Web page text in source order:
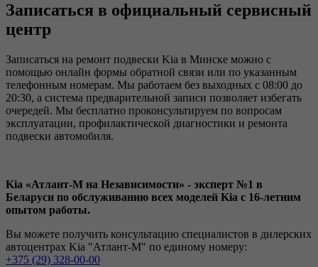
Записаться в официальный сервисный
центр
Записаться на ремонт подвески Kia в Минске можно с
помощью онлайн формы обратной связи или по указанным
телефонным номерам. Мы работаем без выходных с 08:00 до
20:30, а система предварительной записи позволяет избегать
очередей. Мы бесплатно проконсультируем по вопросам
эксплуатации, профилактической диагностики и ремонта
подвески автомобиля.
Kia «Атлант-М на Независимости» - эксперт №1 в
Беларуси по обслуживанию всех моделей Kia c 16-летним
опытом работы.
Вы можете получить консультацию специалистов в дилерских
автоцентрах Kia "Атлант-М" по единому номеру:
+375 (29) 328-00-00